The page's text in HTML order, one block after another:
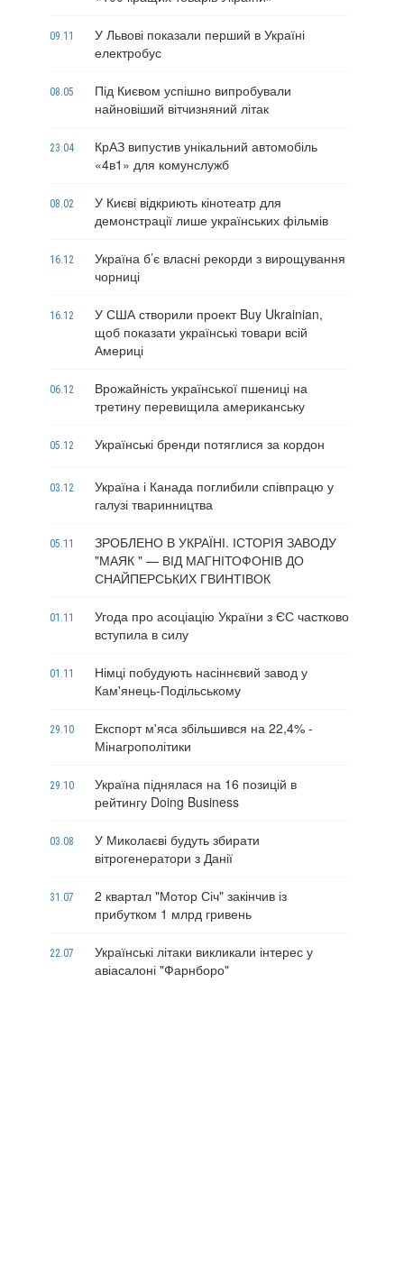
09.11
У Львові показали перший в Україні
електробус
08.05
Під Києвом успішно випробували
найновіший вітчизняний літак
23.04
КрАЗ випустив унікальний автомобіль
«4в1» для комунслужб
08.02
У Києві відкриють кінотеатр для
демонстрації лише українських фільмів
16.12
Україна б’є власні рекорди з вирощування
чорниці
16.12
У США створили проект Buy Ukrainian,
щоб показати українські товари всій
Америці
06.12
Врожайність української пшениці на
третину перевищила американську
05.12 Українські бренди потяглися за кордон
03.12
Україна і Канада поглибили співпрацю у
галузі тваринництва
05.11
ЗРОБЛЕНО В УКРАЇНІ. ІСТОРІЯ ЗАВОДУ
"МАЯК " — ВІД МАГНІТОФОНІВ ДО
СНАЙПЕРСЬКИХ ГВИНТІВОК
01.11
Угода про асоціацію України з ЄС частково
вступила в силу
01.11
Німці побудують насіннєвий завод у
Кам'янець-Подільському
29.10
Експорт м'яса збільшився на 22,4% -
Мінагрополітики
29.10
Україна піднялася на 16 позицій в
рейтингу Doing Business
03.08
У Миколаєві будуть збирати
вітрогенератори з Данії
31.07
2 квартал "Мотор Січ" закінчив із
прибутком 1 млрд гривень
22.07
Українські літаки викликали інтерес у
авіасалоні "Фарнборо"